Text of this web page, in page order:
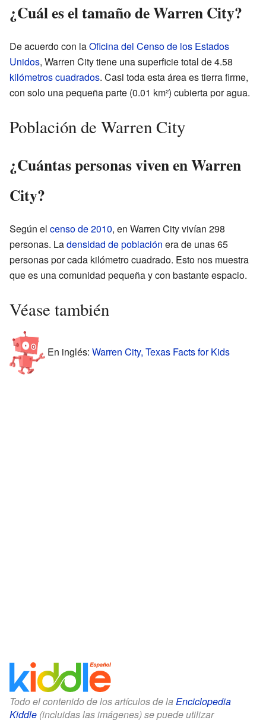
¿Cuál es el tamaño de Warren City?
De acuerdo con laOficina del Censo de los Estados
Unidos, Warren City tiene una superficie total de 4.58
kilómetros cuadrados. Casi toda esta área es tierra firme,
con solo una pequeña parte (0.01 km²) cubierta por agua.
Población de Warren City
¿Cuántas personas viven en Warren
City?
Según el censo de 2010, en Warren City vivían 298
personas. Ladensidad de población era de unas 65
personas por cada kilómetro cuadrado. Esto nos muestra
que es una comunidad pequeña y con bastante espacio.
Véase también
En inglés: Warren City, Texas Facts for Kids
Todo el contenido de los artículos de la Enciclopedia
Kiddle (incluidas las imágenes) se puede utilizar